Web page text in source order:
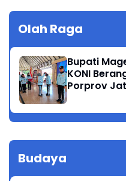
Olah Raga
Bupati
KONI
Porprov
Budaya